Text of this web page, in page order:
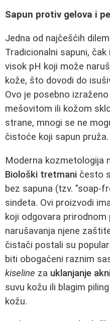
Sapun protiv gelova i
Jedna od najčešćih
Tradicionalni sapuni,
visok pH koji može
kože, što dovodi do
Ovo je posebno
mešovitom ili kožom
strane, mnogi se ne
čistoće koji sapun pruža.
Moderna kozmetologija
Biološki tretmani često
bez sapuna (tzv. "soap-
sindeta. Ovi proizvodi
koji odgovara
narušavanja njene
čistači postali su
biti obogaćeni raznim
kiseline za uklanjanje
suvu kožu ili blagim
kožu.